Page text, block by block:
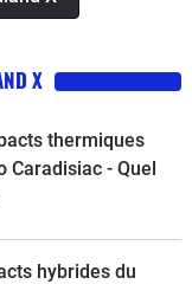
X
thermiques
Caradisiac - Quel
hybrides du